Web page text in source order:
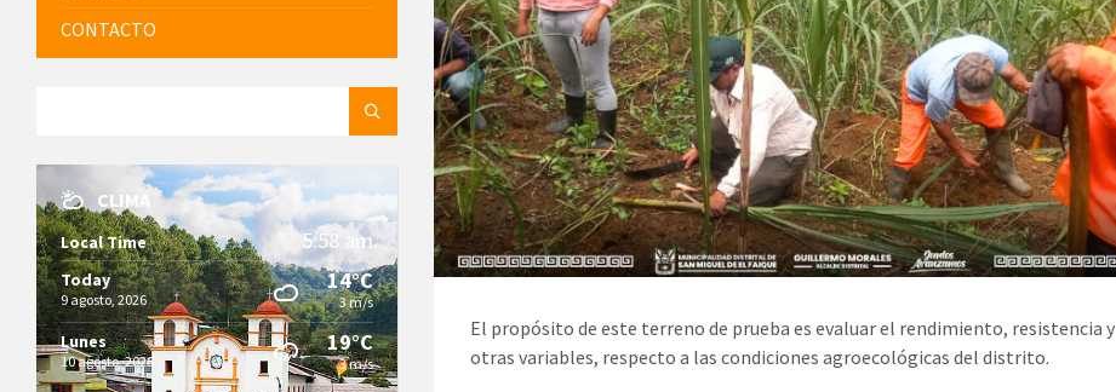
El propósito de este terreno de prueba es evaluar el rendimiento, resistencia y
otras variables, respecto a las condiciones agroecológicas del distrito.
CONTACTO
CLIMA
Local Time 5:58 am
Today
9 agosto, 2026
14°C
3 m/s
Lunes
10 agosto, 2026
19°C
3 m/s